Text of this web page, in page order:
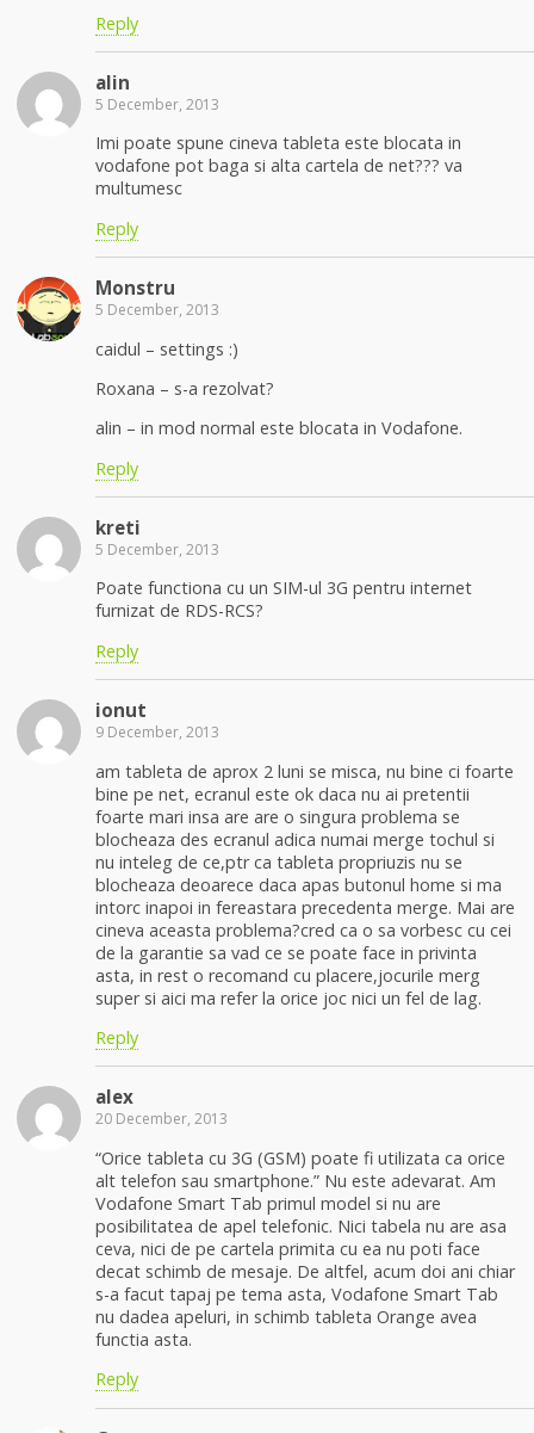
Reply
alin
5 December, 2013
Imi poate spune cineva tableta este blocata in
vodafone pot baga si alta cartela de net??? va
multumesc
Reply
Monstru
5 December, 2013
caidul – settings :)
Roxana – s-a rezolvat?
alin – in mod normal este blocata in Vodafone.
Reply
kreti
5 December, 2013
Poate functiona cu un SIM-ul 3G pentru internet
furnizat de RDS-RCS?
Reply
ionut
9 December, 2013
am tableta de aprox 2 luni se misca, nu bine ci foarte
bine pe net, ecranul este ok daca nu ai pretentii
foarte mari insa are are o singura problema se
blocheaza des ecranul adica numai merge tochul si
nu inteleg de ce,ptr ca tableta propriuzis nu se
blocheaza deoarece daca apas butonul home si ma
intorc inapoi in fereastara precedenta merge. Mai are
cineva aceasta problema?cred ca o sa vorbesc cu cei
de la garantie sa vad ce se poate face in privinta
asta, in rest o recomand cu placere,jocurile merg
super si aici ma refer la orice joc nici un fel de lag.
Reply
alex
20 December, 2013
“Orice tableta cu 3G (GSM) poate fi utilizata ca orice
alt telefon sau smartphone.” Nu este adevarat. Am
Vodafone Smart Tab primul model si nu are
posibilitatea de apel telefonic. Nici tabela nu are asa
ceva, nici de pe cartela primita cu ea nu poti face
decat schimb de mesaje. De altfel, acum doi ani chiar
s-a facut tapaj pe tema asta, Vodafone Smart Tab
nu dadea apeluri, in schimb tableta Orange avea
functia asta.
Reply